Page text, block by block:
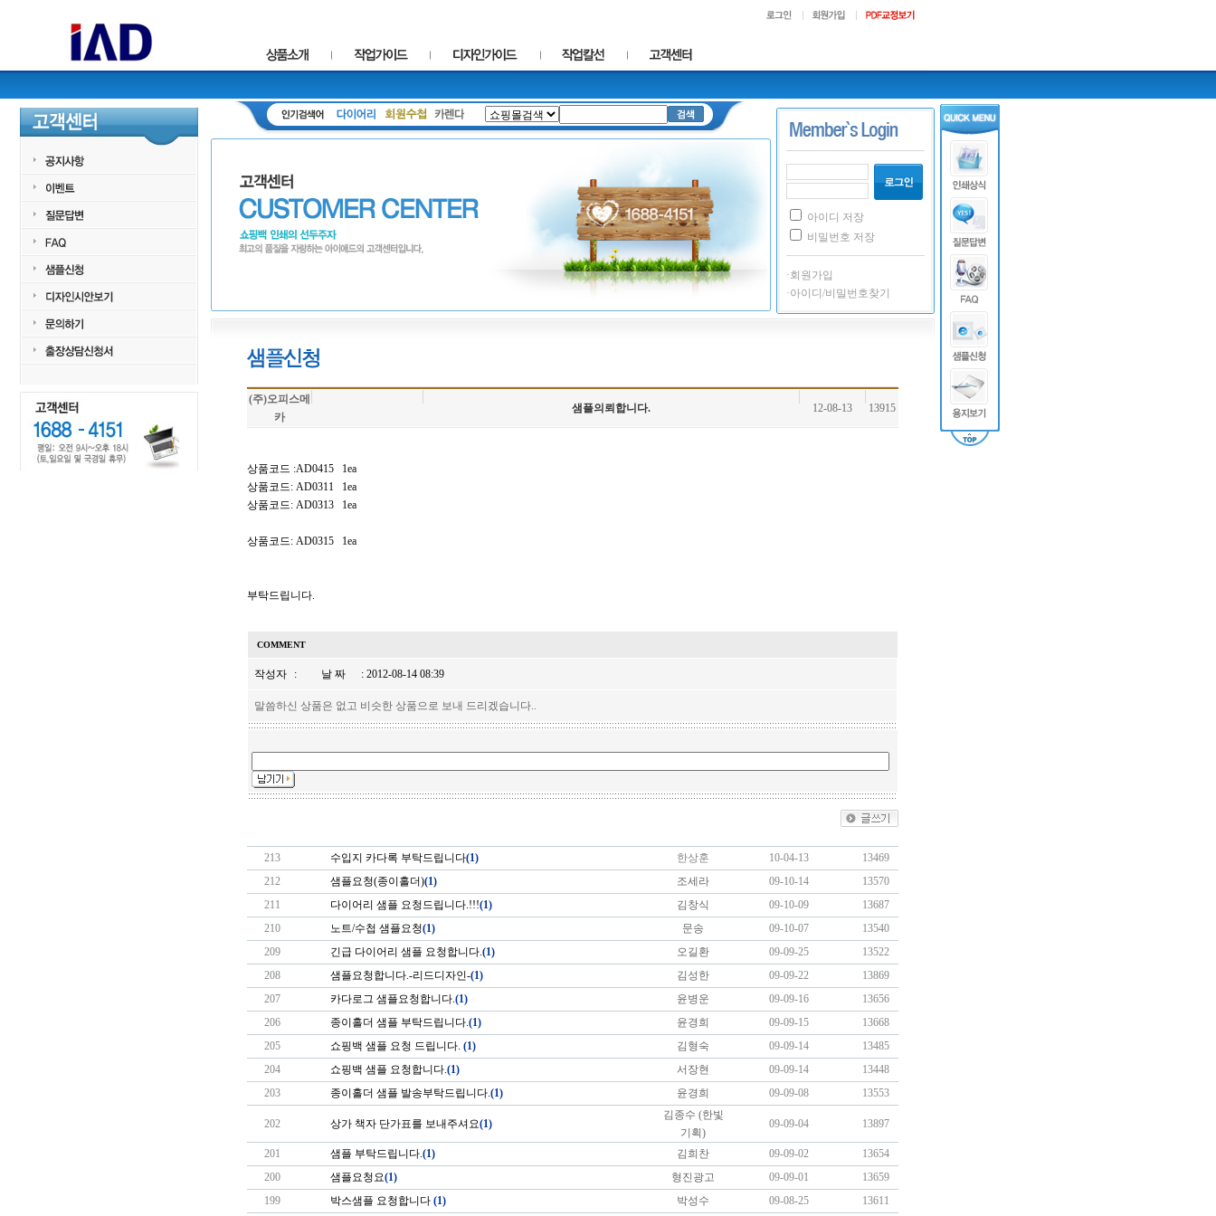
아이디 저장
비밀번호 저장
·회원가입
·아이디/비밀번호찾기
(주)오피스메
카
샘플의뢰합니다. 12-08-13 13915
상품코드 :AD0415 1ea
상품코드: AD0311 1ea
상품코드: AD0313 1ea
상품코드: AD0315 1ea
부탁드립니다.
COMMENT
작성자 : 날 짜 : 2012-08-14 08:39
말씀하신 상품은 없고 비슷한 상품으로 보내 드리겠습니다..
213 수입지 카다록 부탁드립니다(1) 한상훈 10-04-13
13469
212
샘플요청(종이홀더)(1) 조세라 09-10-14
13570
211
다이어리 샘플 요청드립니다.!!!(1) 김창식 09-10-09
13687
210
노트/수첩 샘플요청(1) 문송 09-10-07
13540
209
긴급 다이어리 샘플 요청합니다.(1) 오길환 09-09-25
13522
208
샘플요청합니다.-리드디자인-(1) 김성한 09-09-22
13869
207
카다로그 샘플요청합니다.(1) 윤병운 09-09-16
13656
206
종이홀더 샘플 부탁드립니다.(1) 윤경희 09-09-15
13668
205
쇼핑백 샘플 요청 드립니다. (1) 김형숙 09-09-14
13485
204
쇼핑백 샘플 요청합니다.(1) 서장현 09-09-14
13448
203
종이홀더 샘플 발송부탁드립니다.(1) 윤경희 09-09-08 13553
202 상가 책자 단가표를 보내주셔요(1)
김종수 (한빛
기획)
09-09-04 13897
201 샘플 부탁드립니다.(1) 김희찬 09-09-02
13654
200
샘플요청요(1) 형진광고 09-09-01
13659
199
박스샘플 요청합니다 (1) 박성수 09-08-25 13611